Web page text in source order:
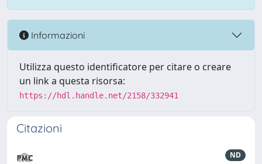
Informazioni
Utilizza questo identificatore per citare o creare
un link a questa risorsa:
https://hdl.handle.net/2158/332941
Citazioni
ND